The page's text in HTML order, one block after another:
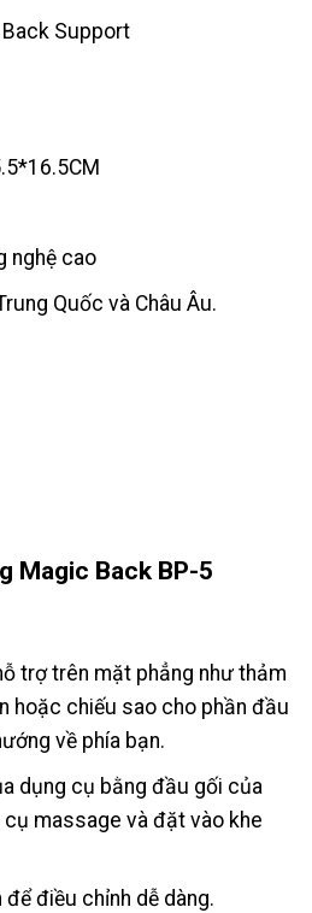
Support
nghệ cao
Quốc và Châu Âu.
Magic Back BP-5
trợ trên mặt phẳng như thảm
hoặc chiếu sao cho phần đầu
về phía bạn.
dụng cụ bằng đầu gối của
cụ massage và đặt vào khe
điều chỉnh dễ dàng.